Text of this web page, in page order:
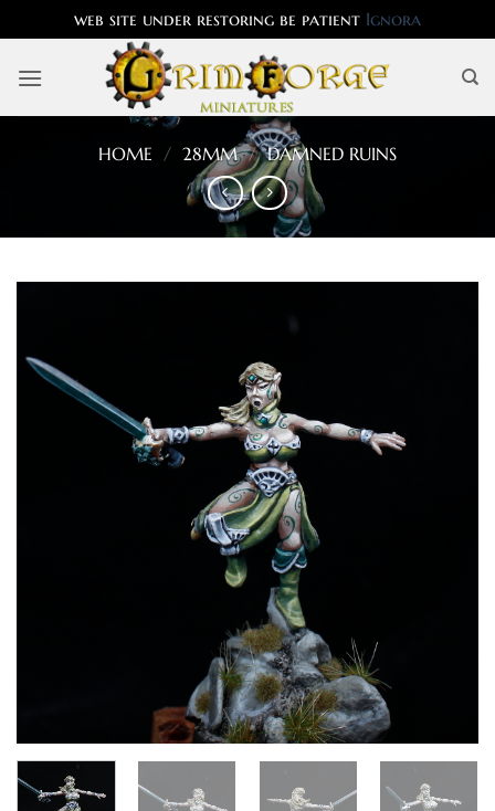
web site under restoring be patient Ignora
HOME / 28MM / DAMNED RUINS